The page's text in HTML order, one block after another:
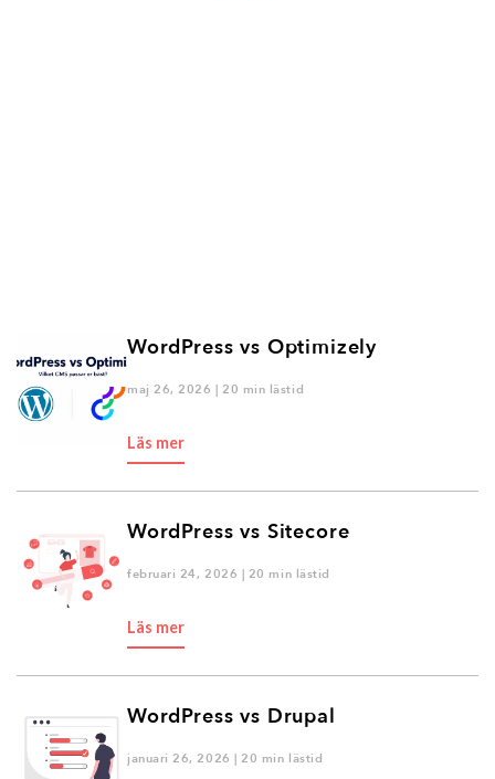
WordPress vs Optimizely
maj 26, 2026 | 20 min lästid
Läs mer
WordPress vs Sitecore
februari 24, 2026 | 20 min lästid
Läs mer
WordPress vs Drupal
januari 26, 2026 | 20 min lästid